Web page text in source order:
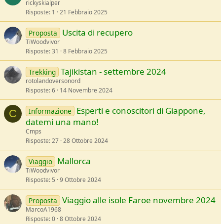
rickyskialper
Risposte 1 21 Febbraio 2025
Proposta Uscita di recupero
TiWoodvivor
Risposte 31 8 Febbraio 2025
Trekking Tajikistan - settembre 2024
rotolandoversonord
Risposte 6 14 Novembre 2024
C Informazione
Esperti e conoscitori di Giappone,
datemi una mano!
Cmps
Risposte 27 28 Ottobre 2024
Viaggio Mallorca
TiWoodvivor
Risposte 5 9 Ottobre 2024
Proposta Viaggio alle isole Faroe novembre 2024
MarcoA1968
Risposte 0 8 Ottobre 2024